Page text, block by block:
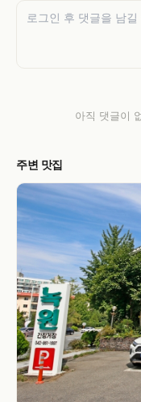
아직 댓글이
주변 맛집